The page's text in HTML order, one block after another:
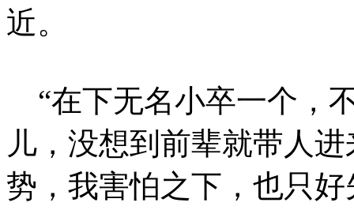
近。
“在下无名小卒一个，
儿，没想到前辈就带人
势，我害怕之下，也只